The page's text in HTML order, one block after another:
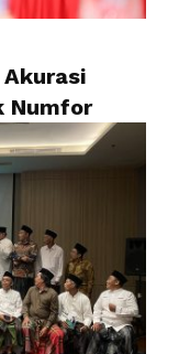
Numfor